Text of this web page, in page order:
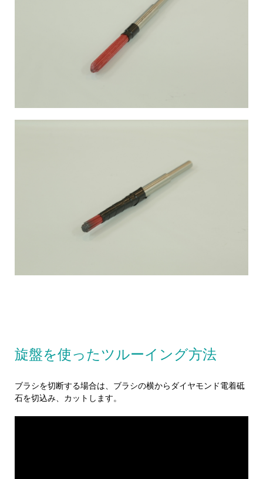
旋盤を使ったツルーイング方法
ブラシを切断する場合は、ブラシの横からダイヤモンド電着砥
石を切込み、カットします。